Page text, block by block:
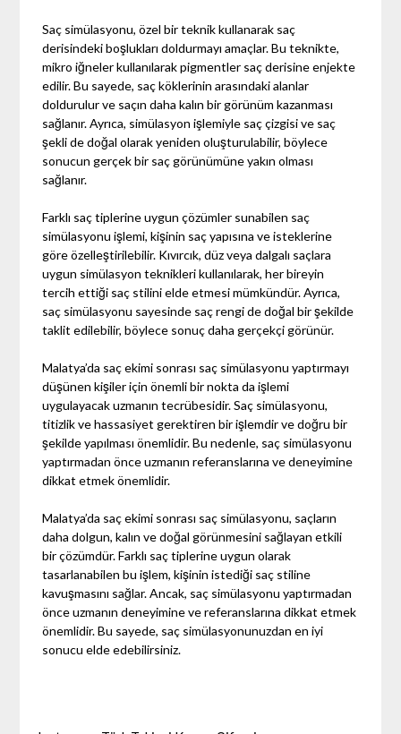
Saç simülasyonu, özel bir teknik kullanarak saç
derisindeki boşlukları doldurmayı amaçlar. Bu teknikte,
mikro iğneler kullanılarak pigmentler saç derisine enjekte
edilir. Bu sayede, saç köklerinin arasındaki alanlar
doldurulur ve saçın daha kalın bir görünüm kazanması
sağlanır. Ayrıca, simülasyon işlemiyle saç çizgisi ve saç
şekli de doğal olarak yeniden oluşturulabilir, böylece
sonucun gerçek bir saç görünümüne yakın olması
sağlanır.
Farklı saç tiplerine uygun çözümler sunabilen saç
simülasyonu işlemi, kişinin saç yapısına ve isteklerine
göre özelleştirilebilir. Kıvırcık, düz veya dalgalı saçlara
uygun simülasyon teknikleri kullanılarak, her bireyin
tercih ettiği saç stilini elde etmesi mümkündür. Ayrıca,
saç simülasyonu sayesinde saç rengi de doğal bir şekilde
taklit edilebilir, böylece sonuç daha gerçekçi görünür.
Malatya’da saç ekimi sonrası saç simülasyonu yaptırmayı
düşünen kişiler için önemli bir nokta da işlemi
uygulayacak uzmanın tecrübesidir. Saç simülasyonu,
titizlik ve hassasiyet gerektiren bir işlemdir ve doğru bir
şekilde yapılması önemlidir. Bu nedenle, saç simülasyonu
yaptırmadan önce uzmanın referanslarına ve deneyimine
dikkat etmek önemlidir.
Malatya’da saç ekimi sonrası saç simülasyonu, saçların
daha dolgun, kalın ve doğal görünmesini sağlayan etkili
bir çözümdür. Farklı saç tiplerine uygun olarak
tasarlanabilen bu işlem, kişinin istediği saç stiline
kavuşmasını sağlar. Ancak, saç simülasyonu yaptırmadan
önce uzmanın deneyimine ve referanslarına dikkat etmek
önemlidir. Bu sayede, saç simülasyonunuzdan en iyi
sonucu elde edebilirsiniz.